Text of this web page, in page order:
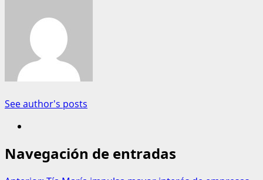
See author's posts
Navegación de entradas